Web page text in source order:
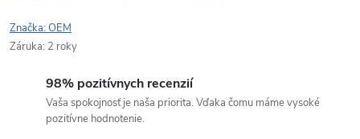
Značka:OEM
Záruka: 2 roky
98% pozitívnych recenzií
Vaša spokojnosť je naša priorita. Vďaka čomu máme vysoké
pozitívne hodnotenie.